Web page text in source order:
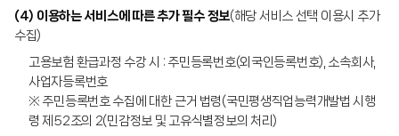
(4) 이용하는 서비스에 따른 추가 필수 정보(해당 서비스 선택 이용시 추가
수집)
고용보험 환급과정 수강 시 : 주민등록번호(외국인등록번호), 소속회사,
사업자등록번호
※ 주민등록번호 수집에 대한 근거 법령(국민평생직업능력개발법 시행
령 제52조의 2(민감정보 및 고유식별정보의 처리)